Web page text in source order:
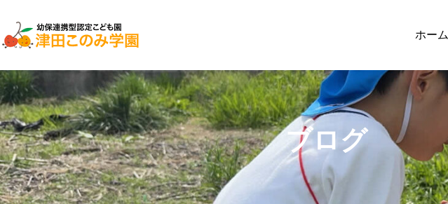
ホーム
子育て支援 園児募集
２０２７年入園検討者向けの方へのお知らせ
ブログ